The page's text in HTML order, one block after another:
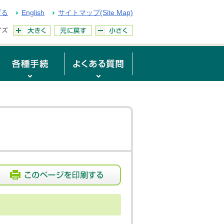
English サイトマップ(Site Map)